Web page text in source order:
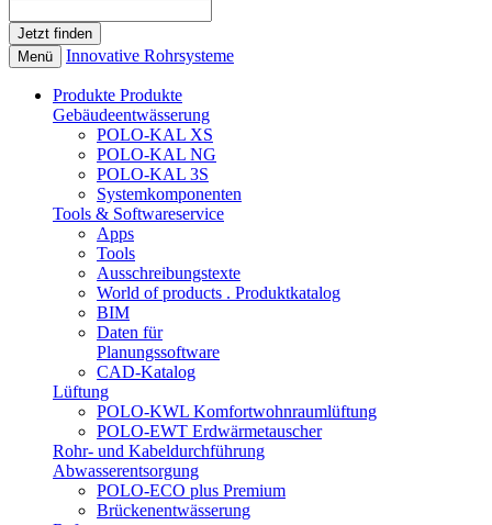
Menü Innovative Rohrsysteme
Produkte Produkte
Gebäudeentwässerung
POLO-KAL XS
POLO-KAL NG
POLO-KAL 3S
Systemkomponenten
Tools & Softwareservice
Apps
Tools
Ausschreibungstexte
World of products . Produktkatalog
BIM
Daten für
Planungssoftware
CAD-Katalog
Lüftung
POLO-KWL Komfortwohnraumlüftung
POLO-EWT Erdwärmetauscher
Rohr- und Kabeldurchführung
Abwasserentsorgung
POLO-ECO plus Premium
Brückenentwässerung